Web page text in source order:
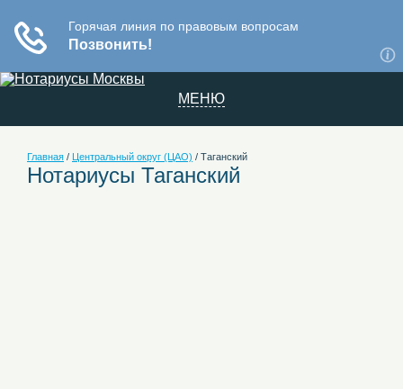
МЕНЮ
Главная / Центральный округ (ЦАО) / Таганский
Нотариусы Таганский